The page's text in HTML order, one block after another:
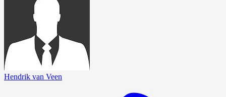
Hendrik van Veen